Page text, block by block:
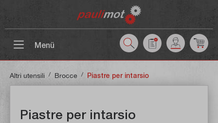
Menü
Altri utensili / Brocce / Piastre per intarsio
Piastre per intarsio